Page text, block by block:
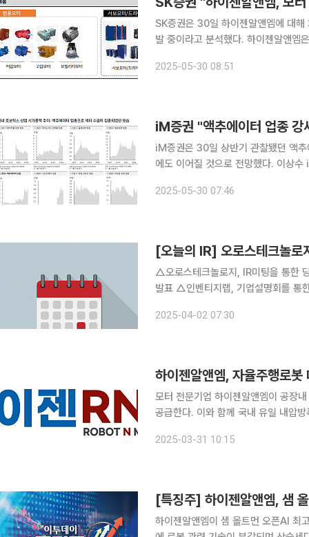
SK증권은 30일 하이젠알앤엠에 대
발 중이라고 분석했다. 하이젠알앤엠은 산업용 모터를 중심으로 전동기 및 자동화 솔루션을 제공하
권 연구원은 "하이젠알앤엠의 지난해
2025-05-30 08:51
iM증권 "액추에이터 업종
iM증권은 30일 상반기 관찰됐던 액
에도 이어질 것으로 전망했다. 이상수 iM증권 연구원은 "상반기 기준 국내 액추에이터 업종은 전체
드 제품 내 로보티즈의 액추에이터가
2025-05-30 07:46
[오늘의 IR] 오로스테크놀로
△오로스테크놀로지, IR미팅을 통한
발표 △인벤티지랩, 기업설명회를
테오젠, 기업 현황 설명(라이선스 체
2025-04-02 07:30
하이젠알앤엠, 자율주행로
모터 전문기업 하이젠알앤엠이 공장
공급한다. 이와 함께 국내 유일 내압
자는 “최근 공장내 운반로봇으로 쓰
2025-03-31 10:15
하이젠알앤엠이 샘 올트먼 오픈AI 최